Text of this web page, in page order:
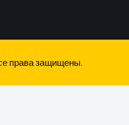
права защищены.